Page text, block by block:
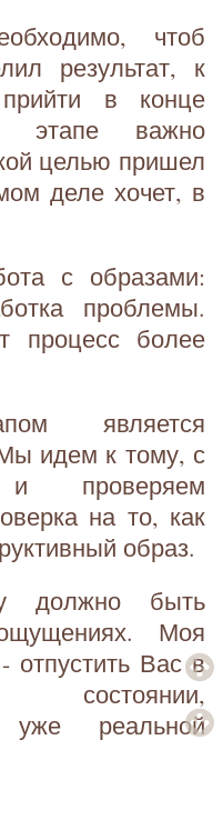
чтоб
результат, к
в конце
этапе важно
целью пришел
деле хочет, в
с образами:
проблемы.
процесс более
является
идем к тому, с
проверяем
на то, как
образ.
должно быть
Моя
отпустить Вас в
уже реальной